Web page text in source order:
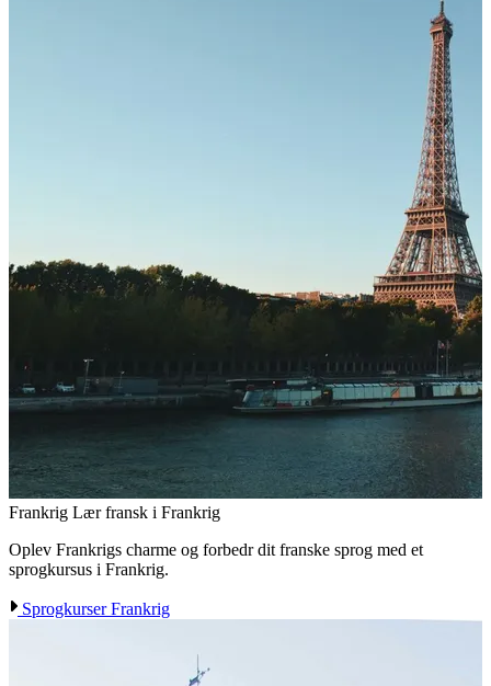
Frankrig Lær fransk i Frankrig
Oplev Frankrigs charme og forbedr dit franske sprog med et
sprogkursus i Frankrig.
Sprogkurser Frankrig